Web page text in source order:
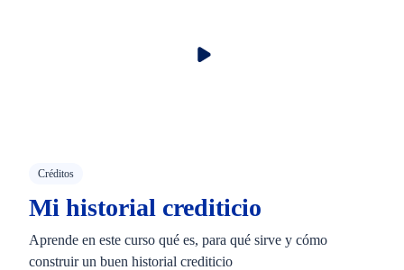
Créditos
Mi historial crediticio
Aprende en este curso qué es, para qué sirve y cómo
construir un buen historial crediticio